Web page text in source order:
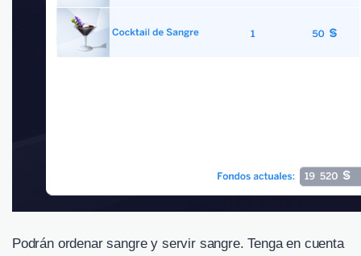
Podrán ordenar sangre y servir sangre. Tenga en cuenta